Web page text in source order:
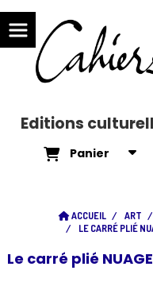
Editions
Panier
ACCUEIL ART
LE CARRÉ PLIÉ
Le carré plié